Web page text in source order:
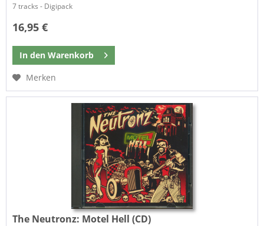
7 tracks - Digipack
16,95 €
In den Warenkorb
Merken
The Neutronz: Motel Hell (CD)